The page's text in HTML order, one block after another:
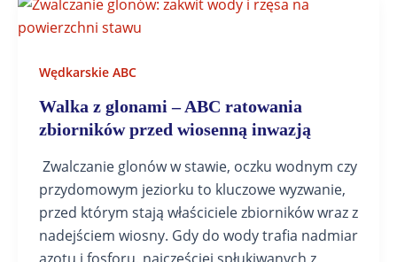
Wędkarskie ABC
Walka z glonami – ABC ratowania
zbiorników przed wiosenną inwazją
Zwalczanie glonów w stawie, oczku wodnym czy
przydomowym jeziorku to kluczowe wyzwanie,
przed którym stają właściciele zbiorników wraz z
nadejściem wiosny. Gdy do wody trafia nadmiar